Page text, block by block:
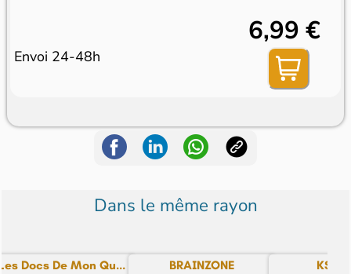
Envoi 24-48h
6,99 €
Dans le même rayon
Docs De Mon Qu... BRAINZONE